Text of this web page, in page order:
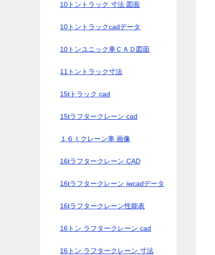
10トントラック 寸法 図面
10トントラックcadデータ
10トンユニック車ＣＡＤ図面
11トントラック寸法
15tトラック cad
15tラフタークレーン cad
１６ｔクレーン車 画像
16tラフタークレーン CAD
16tラフタークレーン jwcadデータ
16tラフタークレーン性能表
16トン ラフタークレーン cad
16トン ラフタークレーン 寸法